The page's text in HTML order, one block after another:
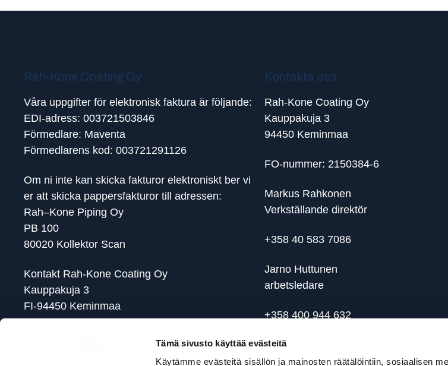
Tämä sivusto käyttää evästeitä
Käytämme evästeitä sisällön ja mainosten räätälöintiin, sosiaalisen
Rah-Kone Coating Oy
Våra uppgifter för elektronisk faktura är följande:
EDI-adress: 003721503846
Förmedlare: Maventa
Förmedlarens kod: 003721291126
Om ni inte kan skicka fakturor elektroniskt ber vi
er att skicka pappersfakturor till adressen:
Rah–Kone Piping Oy
PB 100
80020 Kollektor Scan
Kontakt Rah-Kone Coating Oy
Kauppakuja 3
FI-94450 Keminmaa
FO-nummer: 2150384-6
Kontakta oss
Rah-Kone Coating Oy
Kauppakuja 3
94450 Keminmaa
FO-nummer: 2150384-6
Markus Rahkonen
Verkställande direktör
+358 40 583 7086
Jarno Huttunen
arbetsledare
+358 400 944 632